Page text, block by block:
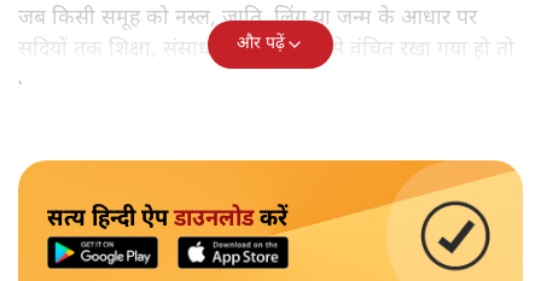
जब किसी समूह को नस्ल, जाति, लिंग या जन्म के आधार पर
सदियों तक शिक्षा, संसाधनों और सम्मान से वंचित रखा गया हो तो
केवल ‘सब बराबर हैं’ कह देने से स्थिति नहीं बदलती।
और पढ़ें
सत्य हिन्दी ऐपडाउनलोडकरें